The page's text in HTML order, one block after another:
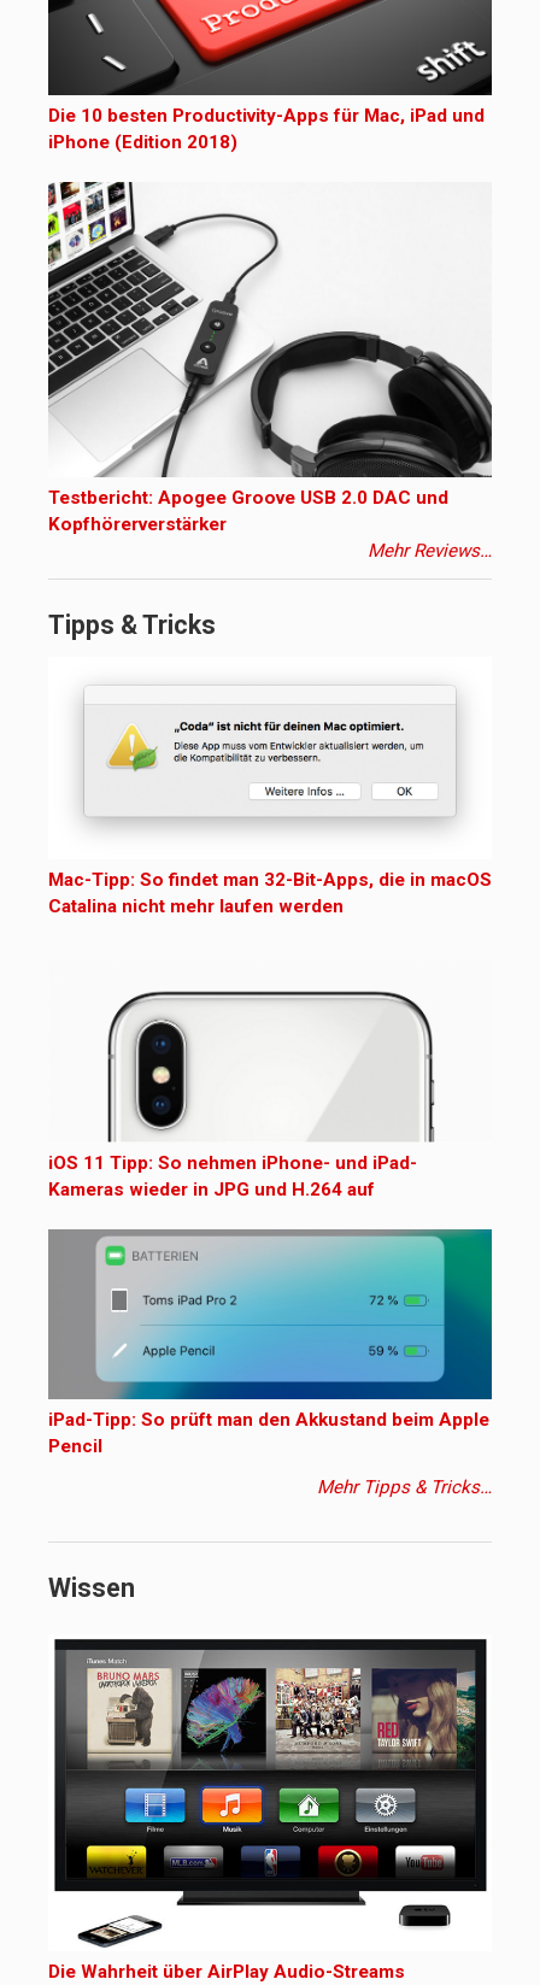
Die 10 besten Productivity-Apps für Mac, iPad und
iPhone (Edition 2018)
Testbericht: Apogee Groove USB 2.0 DAC und
Kopfhörerverstärker
Mehr Reviews…
Tipps & Tricks
Mac-Tipp: So findet man 32-Bit-Apps, die in macOS
Catalina nicht mehr laufen werden
iOS 11 Tipp: So nehmen iPhone- und iPad-
Kameras wieder in JPG und H.264 auf
iPad-Tipp: So prüft man den Akkustand beim Apple
Pencil
Mehr Tipps & Tricks…
Wissen
Die Wahrheit über AirPlay Audio-Streams